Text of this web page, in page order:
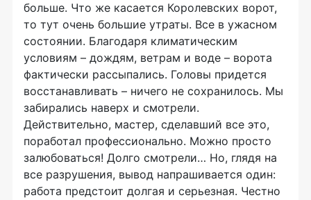
больше. Что же касается Королевских ворот,
то тут очень большие утраты. Все в ужасном
состоянии. Благодаря климатическим
условиям – дождям, ветрам и воде – ворота
фактически рассыпались. Головы придется
восстанавливать – ничего не сохранилось. Мы
забирались наверх и смотрели.
Действительно, мастер, сделавший все это,
поработал профессионально. Можно просто
залюбоваться! Долго смотрели… Но, глядя на
все разрушения, вывод напрашивается один:
работа предстоит долгая и серьезная. Честно